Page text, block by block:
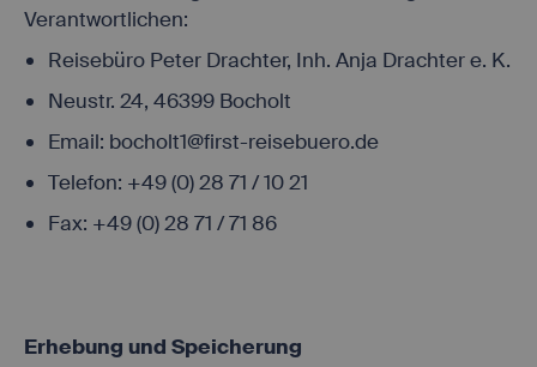
Verantwortlichen:
Reisebüro Peter Drachter, Inh. Anja Drachter e. K.
Neustr. 24, 46399 Bocholt
Email: bocholt1@first-reisebuero.de
Telefon: +49 (0) 28 71 / 10 21
Fax: +49 (0) 28 71 / 71 86
Erhebung und Speicherung